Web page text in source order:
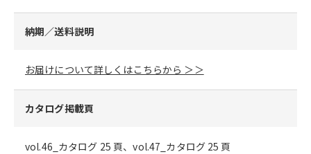
納期／送料説明
お届けについて詳しくはこちらから ＞＞
カタログ掲載頁
vol.46_カタログ 25 頁、vol.47_カタログ 25 頁